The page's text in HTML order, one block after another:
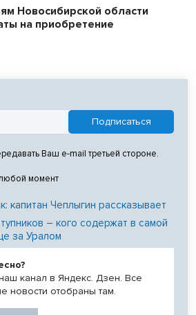
Новосибирской области
на приобретение
Ваш e-mail третьей стороне.
момент
капитан Чеплыгин рассказывает
– кого содержат в самой
за Уралом
канал в Яндекс. Дзен. Все
новости отобраны там.